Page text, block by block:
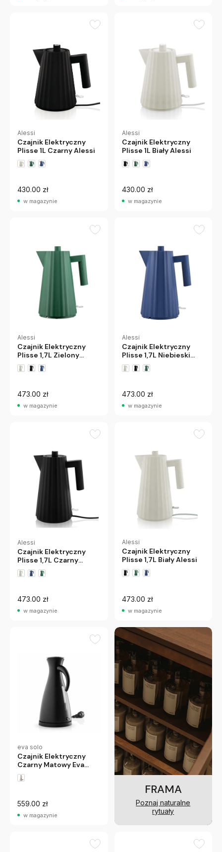
Alessi
Czajnik Elektryczny
Plisse 1L Czarny Alessi
430.00 zł
w magazynie
Alessi
Czajnik Elektryczny
Plisse 1L Biały Alessi
430.00 zł
w magazynie
Alessi
Czajnik Elektryczny
Plisse 1,7L Zielony
Alessi
473.00 zł
w magazynie
Alessi
Czajnik Elektryczny
Plisse 1,7L Niebieski
Alessi
473.00 zł
w magazynie
Alessi
Czajnik Elektryczny
Plisse 1,7L Czarny
Alessi
473.00 zł
w magazynie
Alessi
Czajnik Elektryczny
Plisse 1,7L Biały Alessi
473.00 zł
w magazynie
eva solo
Czajnik Elektryczny
Czarny Matowy Eva
Solo
559.00 zł
w magazynie
FRAMA
Poznaj naturalne
rytuały